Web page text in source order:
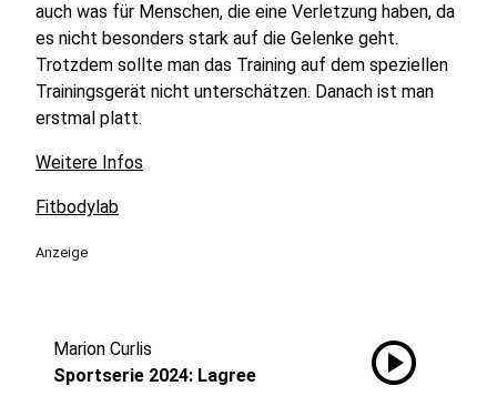
auch was für Menschen, die eine Verletzung haben, da
es nicht besonders stark auf die Gelenke geht.
Trotzdem sollte man das Training auf dem speziellen
Trainingsgerät nicht unterschätzen. Danach ist man
erstmal platt.
Weitere Infos
Fitbodylab
Anzeige
Marion Curlis
Sportserie 2024: Lagree
play_circle